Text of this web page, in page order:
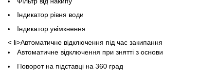
Індикатор рівня води
Індикатор увімкнення
< li>Автоматичне відключення під час закипання
Автоматичне відключення при знятті з основи
Поворот на підставці на 360 град